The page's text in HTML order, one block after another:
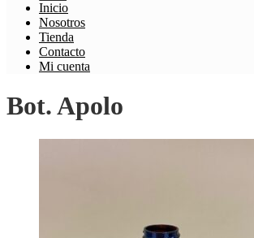
Inicio
Nosotros
Tienda
Contacto
Mi cuenta
Bot. Apolo